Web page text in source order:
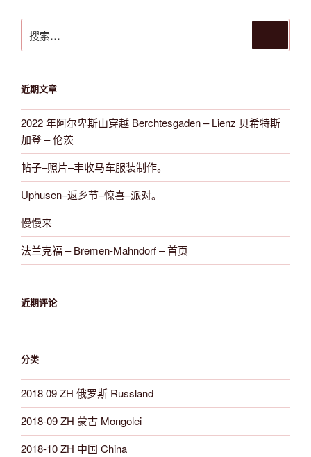
索：
近期文章
2022 年阿尔卑斯山穿越 Berchtesgaden – Lienz 贝希特斯
加登 – 伦茨
帖子–照片–丰收马车服装制作。
Uphusen–返乡节–惊喜–派对。
慢慢来
法兰克福 – Bremen-Mahndorf – 首页
近期评论
分类
2018 09 ZH 俄罗斯 Russland
2018-09 ZH 蒙古 Mongolei
2018-10 ZH 中国 China